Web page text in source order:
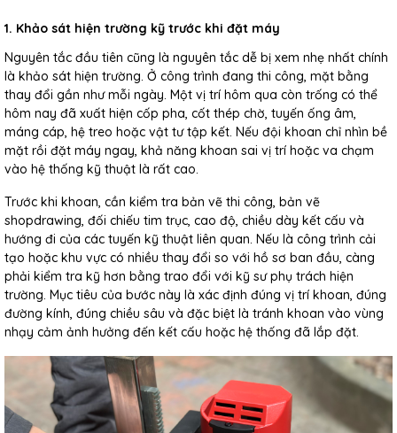
1. Khảo sát hiện trường kỹ trước khi đặt máy
Nguyên tắc đầu tiên cũng là nguyên tắc dễ bị xem nhẹ nhất chính
là khảo sát hiện trường. Ở công trình đang thi công, mặt bằng
thay đổi gần như mỗi ngày. Một vị trí hôm qua còn trống có thể
hôm nay đã xuất hiện cốp pha, cốt thép chờ, tuyến ống âm,
máng cáp, hệ treo hoặc vật tư tập kết. Nếu đội khoan chỉ nhìn bề
mặt rồi đặt máy ngay, khả năng khoan sai vị trí hoặc va chạm
vào hệ thống kỹ thuật là rất cao.
Trước khi khoan, cần kiểm tra bản vẽ thi công, bản vẽ
shopdrawing, đối chiếu tim trục, cao độ, chiều dày kết cấu và
hướng đi của các tuyến kỹ thuật liên quan. Nếu là công trình cải
tạo hoặc khu vực có nhiều thay đổi so với hồ sơ ban đầu, càng
phải kiểm tra kỹ hơn bằng trao đổi với kỹ sư phụ trách hiện
trường. Mục tiêu của bước này là xác định đúng vị trí khoan, đúng
đường kính, đúng chiều sâu và đặc biệt là tránh khoan vào vùng
nhạy cảm ảnh hưởng đến kết cấu hoặc hệ thống đã lắp đặt.